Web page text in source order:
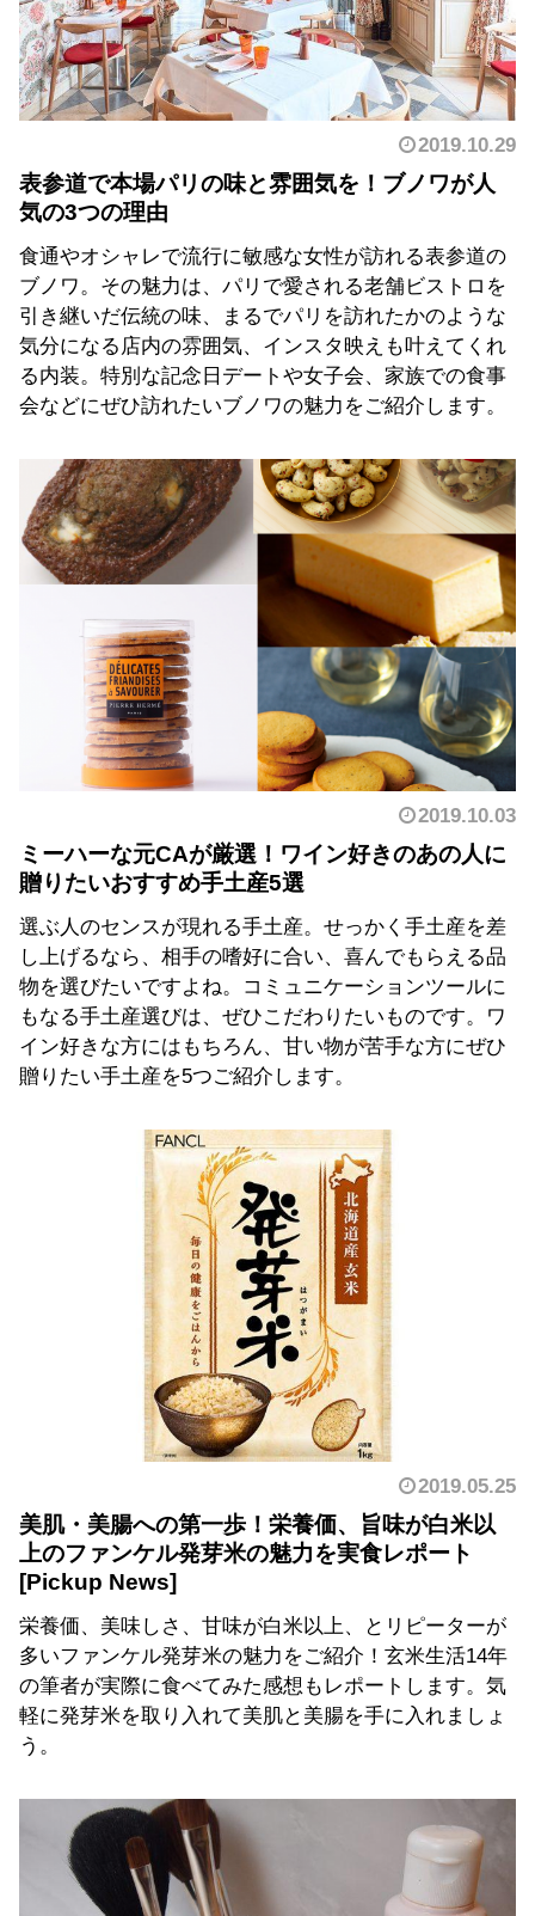
2019.10.29
表参道で本場パリの味と雰囲気を！ブノワが人
気の3つの理由
食通やオシャレで流行に敏感な女性が訪れる表参道の
ブノワ。その魅力は、パリで愛される老舗ビストロを
引き継いだ伝統の味、まるでパリを訪れたかのような
気分になる店内の雰囲気、インスタ映えも叶えてくれ
る内装。特別な記念日デートや女子会、家族での食事
会などにぜひ訪れたいブノワの魅力をご紹介します。
2019.10.03
ミーハーな元CAが厳選！ワイン好きのあの人に
贈りたいおすすめ手土産5選
選ぶ人のセンスが現れる手土産。せっかく手土産を差
し上げるなら、相手の嗜好に合い、喜んでもらえる品
物を選びたいですよね。コミュニケーションツールに
もなる手土産選びは、ぜひこだわりたいものです。ワ
イン好きな方にはもちろん、甘い物が苦手な方にぜひ
贈りたい手土産を5つご紹介します。
2019.05.25
美肌・美腸への第一歩！栄養価、旨味が白米以
上のファンケル発芽米の魅力を実食レポート
栄養価、美味しさ、甘味が白米以上、とリピーターが
多いファンケル発芽米の魅力をご紹介！玄米生活14年
の筆者が実際に食べてみた感想もレポートします。気
軽に発芽米を取り入れて美肌と美腸を手に入れましょ
う。